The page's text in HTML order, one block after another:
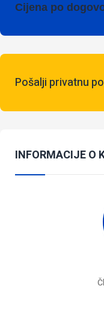
Cijena po
Pošalji privatnu
INFORMACIJE O